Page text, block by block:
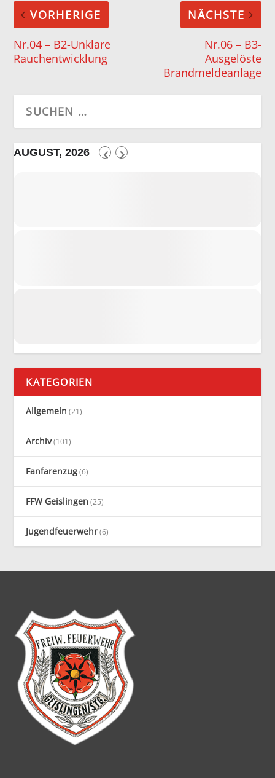
VORHERIGE
Nr.04 – B2-Unklare
Rauchentwicklung
NÄCHSTE
Nr.06 – B3-
Ausgelöste
Brandmeldeanlage
AUGUST, 2026
KATEGORIEN
Allgemein (21)
Archiv(101)
Fanfarenzug(6)
FFW Geislingen (25)
Jugendfeuerwehr(6)